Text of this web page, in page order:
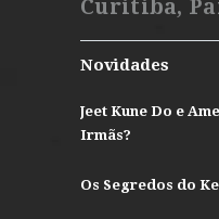
Curitiba,
Novidades
Jeet Kune Do e
Irmãs?
Os Segredos do